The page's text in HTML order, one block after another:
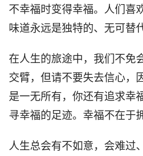
不幸福时变得幸福。人们喜
味道永远是独特的、无可替
在人生的旅途中，我们不免
交臂，但请不要失去信心，
是一无所有，你还有追求幸
寻幸福的足迹。幸福不在于
人生总会有不如意，会难过